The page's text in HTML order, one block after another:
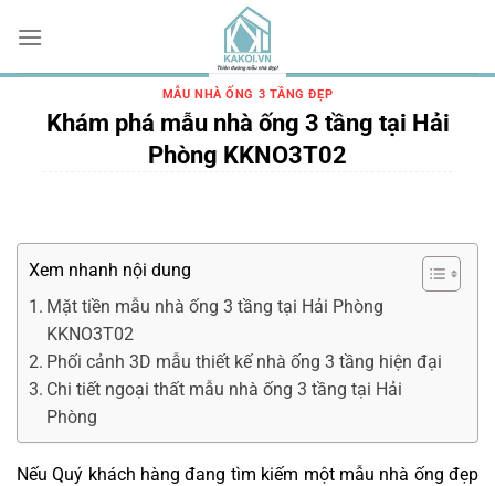
đến
nội
MẪU NHÀ ỐNG 3 TẦNG ĐẸP
Khám phá mẫu nhà ống 3 tầng tại Hải
Phòng KKNO3T02
Xem nhanh nội dung
Mặt tiền mẫu nhà ống 3 tầng tại Hải Phòng
KKNO3T02
Phối cảnh 3D mẫu thiết kế nhà ống 3 tầng hiện đại
Chi tiết ngoại thất mẫu nhà ống 3 tầng tại Hải
Phòng
Nếu Quý khách hàng đang tìm kiếm một mẫu nhà ống đẹp